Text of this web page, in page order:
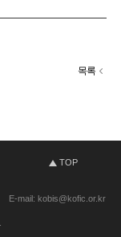
목록
TOP
E-mail: kobis@kofic.or.kr